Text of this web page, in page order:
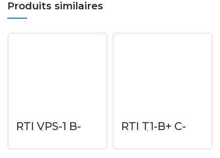
Produits similaires
RTI VPS-1 B-
Stock
RTI T1-B+ C-
Stock